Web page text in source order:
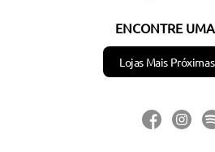
ENCONTRE
Lojas Mais Próximas